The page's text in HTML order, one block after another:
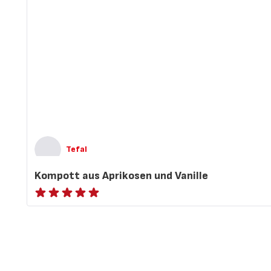
Tefal
Kompott aus Aprikosen und Vanille
ratings.NaN